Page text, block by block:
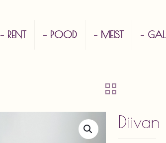
– RENT – POOD – MEIST –
Diivan